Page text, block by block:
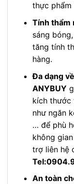
thực phẩm
Tính thẩm
sáng
tăng tính
hàng.
Đa dạng
ANYBUY
kích thước
như ngăn
… để phù
không
trợ liên hệ
An toàn